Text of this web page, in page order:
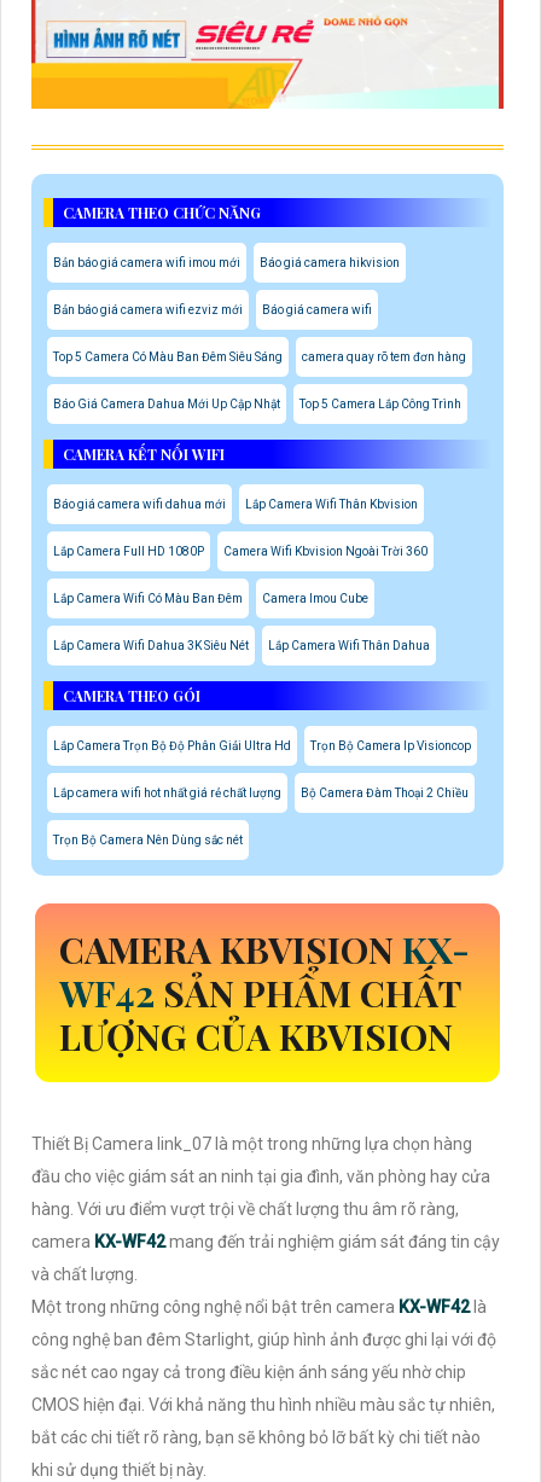
CAMERA THEO CHỨC NĂNG
Bản báo giá camera wifi imou mới Báo giá camera hikvision
Bản báo giá camera wifi ezviz mới Báo giá camera wifi
Top 5 Camera Có Màu Ban Đêm Siêu Sáng camera quay rõ tem đơn hàng
Báo Giá Camera Dahua Mới Up Cập Nhật Top 5 Camera Lắp Công Trình
CAMERA KẾT NỐI WIFI
Báo giá camera wifi dahua mới Lắp Camera Wifi Thân Kbvision
Lắp Camera Full HD 1080P Camera Wifi Kbvision Ngoài Trời 360
Lắp Camera Wifi Có Màu Ban Đêm Camera Imou Cube
Lắp Camera Wifi Dahua 3K Siêu Nét Lắp Camera Wifi Thân Dahua
CAMERA THEO GÓI
Lắp Camera Trọn Bộ Độ Phân Giải Ultra Hd Trọn Bộ Camera Ip Visioncop
Lắp camera wifi hot nhất giá rẻ chất lượng Bộ Camera Đàm Thoại 2 Chiều
Trọn Bộ Camera Nên Dùng sắc nét
CAMERA KBVISIONKX-
WF42 SẢN PHẨM CHẤT
LƯỢNG CỦA KBVISION
Thiết Bị Camera link_07 là một trong những lựa chọn hàng
đầu cho việc giám sát an ninh tại gia đình, văn phòng hay cửa
hàng. Với ưu điểm vượt trội về chất lượng thu âm rõ ràng,
camera KX-WF42mang đến trải nghiệm giám sát đáng tin cậy
và chất lượng.
Một trong những công nghệ nổi bật trên camera KX-WF42 là
công nghệ ban đêm Starlight, giúp hình ảnh được ghi lại với độ
sắc nét cao ngay cả trong điều kiện ánh sáng yếu nhờ chip
CMOS hiện đại. Với khả năng thu hình nhiều màu sắc tự nhiên,
bắt các chi tiết rõ ràng, bạn sẽ không bỏ lỡ bất kỳ chi tiết nào
khi sử dụng thiết bị này.